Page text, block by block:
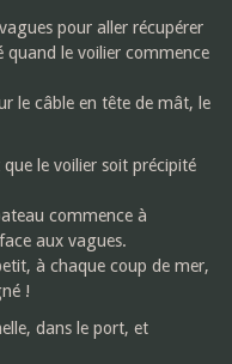
pour aller récupérer
quand le voilier commence
le câble en tête de mât, le
le voilier soit précipité
commence à
aux vagues.
à chaque coup de mer,
!
dans le port, et